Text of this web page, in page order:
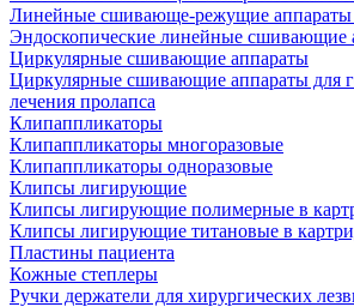
Линейные сшивающе-режущие аппараты
Эндоскопические линейные сшивающие
Циркулярные сшивающие аппараты
Циркулярные сшивающие аппараты для
лечения пролапса
Клипаппликаторы
Клипаппликаторы многоразовые
Клипаппликаторы одноразовые
Клипсы лигирующие
Клипсы лигирующие полимерные в
Клипсы лигирующие титановые в
Пластины пациента
Кожные степлеры
Ручки держатели для хирургических